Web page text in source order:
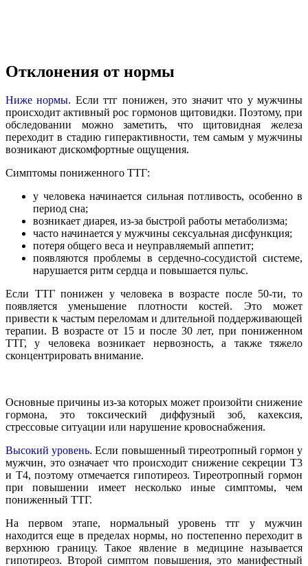
Отклонения от нормы
Ниже нормы. Если ттг понижен, это значит что у мужчины
происходит активный рос гормонов щитовидки. Поэтому, при
обследовании можно заметить, что щитовидная железа
переходит в стадию гиперактивности, тем самым у мужчины
возникают дискомфортные ощущения.
Симптомы пониженного ТТГ:
у человека начинается сильная потливость, особенно в
период сна;
возникает диарея, из-за быстрой работы метаболизма;
часто начинается у мужчины сексуальная дисфункция;
потеря общего веса и неуправляемый аппетит;
появляются проблемы в сердечно-сосудистой системе,
нарушается ритм сердца и повышается пульс.
Если ТТГ понижен у человека в возрасте после 50-ти, то
появляется уменьшение плотности костей. Это может
привести к частым переломам и длительной поддерживающей
терапии. В возрасте от 15 и после 30 лет, при пониженном
ТТГ, у человека возникает нервозность, а также тяжело
сконцентрировать внимание.
Основные причины из-за которых может произойти снижение
гормона, это токсический диффузный зоб, кахексия,
стрессовые ситуации или нарушение кровоснабжения.
Высокий уровень. Если повышенный тиреотропный гормон у
мужчин, это означает что происходит снижение секреции Т3
и Т4, поэтому отмечается гипотиреоз. Тиреотропный гормон
при повышении имеет несколько иные симптомы, чем
пониженный ТТГ.
На первом этапе, нормальный уровень ттг у мужчин
находится еще в пределах нормы, но постепенно переходит в
верхнюю границу. Такое явление в медицине называется
гипотиреоз. Второй симптом повышения, это манифестный